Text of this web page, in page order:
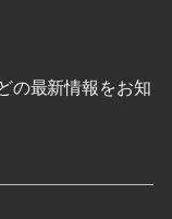
の最新情報をお知